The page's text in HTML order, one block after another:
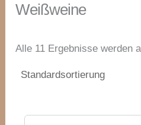
Weißweine
Alle 11 Ergebnisse werden